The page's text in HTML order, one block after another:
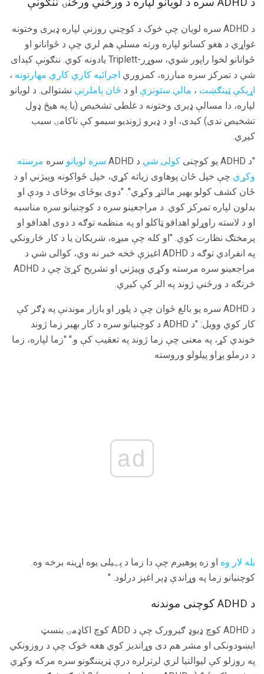
د ADHD سره لویان چې څوک د کوچني روزنې لپاره ډیری وختونه
غواړي د هغو کسانو لپاره ورته مسلې هم لري چې د ځوانانو او
ځوانانو لخوا راپور شوي، سوړر-Triplett یادونه کوي. ننګونې کېداى
شي د تمرکز سره مبارزه، کمزوري اجرائیه کاري کاري مهارتونه ،
اړیکې ټینګښت ، مالي ستونزې او د ځان پاملرنې نشتوالی. د لویانو
لپاره، دا مسالې ډیری وختونه د غلطی تشخیص (یا په هیڅ ډول
تشخیص ندی) کیدی، او د ډیرو ژوندیو سیمو کې ناکامۍ سبب
کیږي.
"د ADHD یو کوچنی کولی شي د ADHD سره لویانو سره مرسته
وکړي چې خپل ځان پوهاوی زیاته کړي، خپل ځواکونه وپیژني او د
ځان کشف کولو بهیر مالتړ وکړي". "دوی یوځای یوځای د ودې او
بدلون لپاره تمرکز کوي. د مراجعینو سره د کوچنیانو سره مناسبه
او د لاسته راوړلو اهدافو ټاکلو او په منظمه توګه د دوی اهدافو او
پرمختګ نظارت کوي. "او کله چې میړه، شریکان یا د کار څارونکي
په انفرادي توګه د ADHD اغیزې څخه خبر نه وي، کوالی شي د
مراجعینو سره مرسته وکړي وپیژني او تشریح کړئ چې د ADHD
څرنګه د ورځني ژوند په الر کې کیږي.
د ADHD سره یو بالغ ځوان چې د پلور او بازار موندنې په ډګر کې
کار کوي وویل: "د ADHD د کوچنیانو سره د کار بهیر زما ژوند
خوندي کړ، په معنی چې زما ژوند په تعقیب کې و." "زما لپاره، زما
د درملو پړاو پیلولو وروسته
ad
بله لار وه او زه پوهیږم چې دا زما د پہیلی یوه اړینه برخه وه.
کوچنيانو زما په وړاندې ډېر اغېز درلود. "
د ADHD کوچنی موندنه
د ADHD کوچ ډیوډ ګیرورک چې د ADD کوچ اکاډمۍ بنسټ
ایښودونکی او مشر هم دی وړاندیز کوي هغه څوک چې د روزونکي
په روزلو کې لیوالتیا لري لږترلږه درې ټریننګونو سره مرکه وکړي